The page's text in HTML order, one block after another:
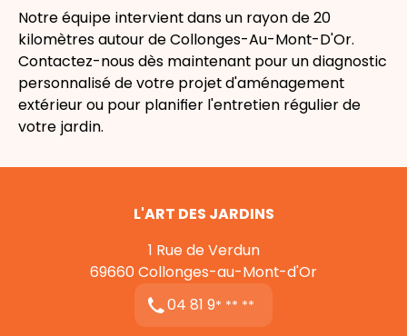
Notre équipe intervient dans un rayon de 20
kilomètres autour deCollonges-Au-Mont-D'Or.
Contactez-nous dès maintenant pour un diagnostic
personnalisé de votre projet d'aménagement
extérieur ou pour planifier l'entretien régulier de
votre jardin.
L'ART DES JARDINS
1 Rue de Verdun
69660 Collonges-au-Mont-d'Or
04 81 9* ** **